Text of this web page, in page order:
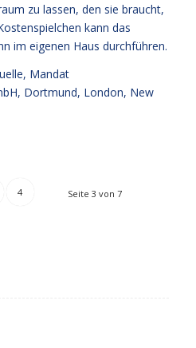
zu lassen, den sie braucht,
kann das
im eigenen Haus durchführen.
, Mandat
Dortmund, London, New
Seite 3 von 7
4